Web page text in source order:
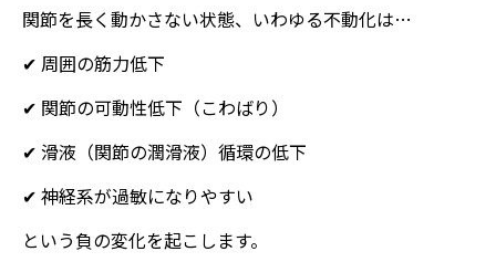
関節を長く動かさない状態、いわゆる不動化は…
✔ 周囲の筋力低下
✔ 関節の可動性低下（こわばり）
✔ 滑液（関節の潤滑液）循環の低下
✔ 神経系が過敏になりやすい
という負の変化を起こします。